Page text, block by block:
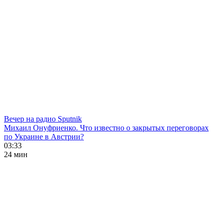
Вечер на радио Sputnik
Михаил Онуфриенко. Что известно о закрытых переговорах
по Украине в Австрии?
03:33
24 мин